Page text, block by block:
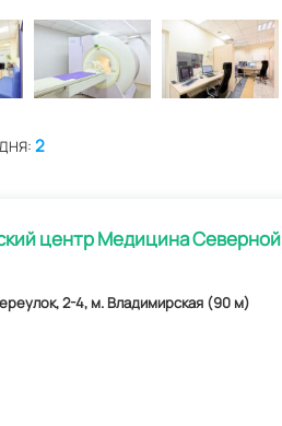
2
центр Медицина Северной
2-4, м. Владимирская (90 м)